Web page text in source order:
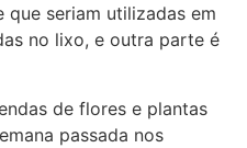
seriam utilizadas em
no lixo, e outra parte é
de flores e plantas
passada nos